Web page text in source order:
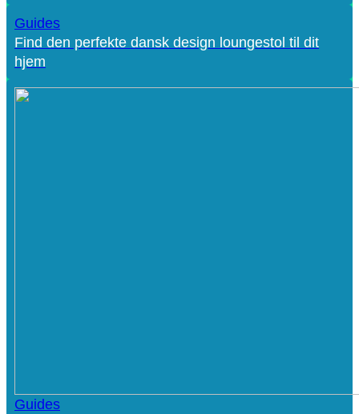
Guides
Find den perfekte dansk design loungestol til dit
hjem
Guides